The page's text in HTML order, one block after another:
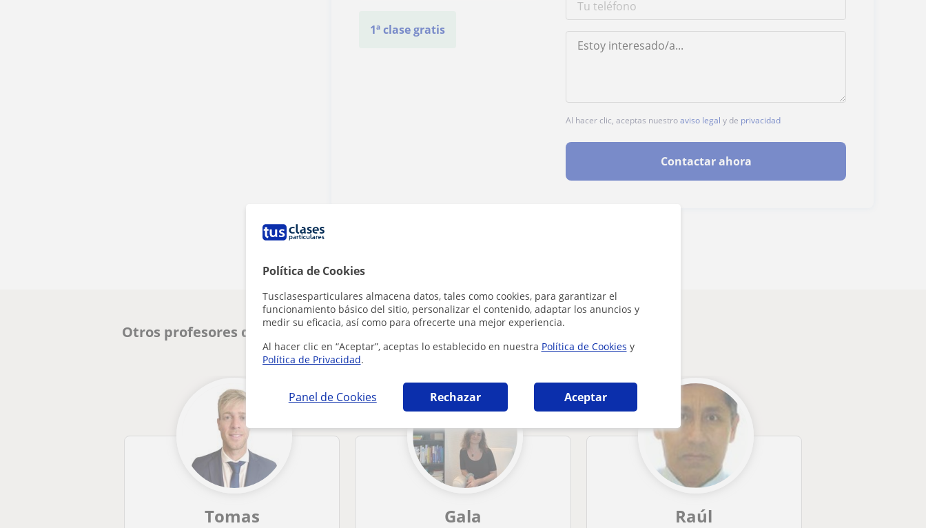
Política de Cookies
Tusclasesparticulares almacena datos, tales como cookies, para garantizar el
funcionamiento básico del sitio, personalizar el contenido, adaptar los anuncios y
medir su eficacia, así como para ofrecerte una mejor experiencia.
Al hacer clic en “Aceptar”, aceptas lo establecido en nuestra Política de Cookies y
Política de Privacidad.
Panel de Cookies Rechazar Aceptar
1ª clase gratis
Al hacer clic, aceptas nuestroaviso legal y de privacidad
Contactar ahora
Otros profesores de Bachillerato en Barcelona que pueden interesarte
Tomas Gala Raúl